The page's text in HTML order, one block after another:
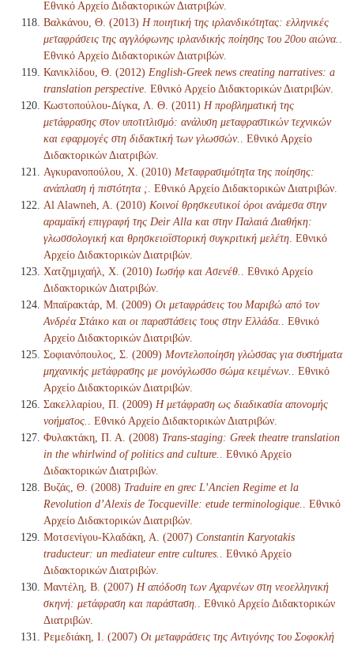
Εθνικό Αρχείο Διδακτορικών Διατριβών.
Βαλκάνου, Θ. (2013) Η ποιητική της ιρλανδικότητας: ελληνικές
μεταφράσεις της αγγλόφωνης ιρλανδικής ποίησης του 20ου αιώνα.
Εθνικό Αρχείο Διδακτορικών Διατριβών.
Κανικλίδου, Θ. (2012) English-Greek news creating narratives: a
translation perspective . Εθνικό Αρχείο Διδακτορικών Διατριβών.
Κωστοπούλου-Δίγκα, Λ. Θ. (2011) Η προβληματική της
μετάφρασης στον υποτιτλισμό: ανάλυση μεταφραστικών τεχνικών
και εφαρμογές στη διδακτική των γλωσσών.
. Εθνικό Αρχείο
Διδακτορικών Διατριβών.
Αγκυρανοπούλου, Χ. (2010) Μεταφρασιμότητα της ποίησης:
ανάπλαση ή πιστότητα ; . Εθνικό Αρχείο Διδακτορικών Διατριβών.
Al Alawneh, A. (2010) Κοινοί θρησκευτικοί όροι ανάμεσα στην
αραμαϊκή επιγραφή της Deir Alla και στην Παλαιά Διαθήκη:
γλωσσολογική και θρησκειοϊστορική συγκριτική μελέτη . Εθνικό
Αρχείο Διδακτορικών Διατριβών.
Χατζημιχαήλ, Χ. (2010) Ιωσήφ και Ασενέθ.
. Εθνικό Αρχείο
Διδακτορικών Διατριβών.
Μπαϊρακτάρ, Μ. (2009) Οι μεταφράσεις του Μαριβώ από τον
Ανδρέα Στάικο και οι παραστάσεις τους στην Ελλάδα.
. Εθνικό
Αρχείο Διδακτορικών Διατριβών.
Σοφιανόπουλος, Σ. (2009) Μοντελοποίηση γλώσσας για συστήματα
μηχανικής μετάφρασης με μονόγλωσσο σώμα κειμένων.
. Εθνικό
Αρχείο Διδακτορικών Διατριβών.
Σακελλαρίου, Π. (2009) Η μετάφραση ως διαδικασία απονομής
νοήματος.
. Εθνικό Αρχείο Διδακτορικών Διατριβών.
Φυλακτάκη, Π. Α. (2008) Trans-staging: Greek theatre translation
in the whirlwind of politics and culture.
. Εθνικό Αρχείο
Διδακτορικών Διατριβών.
Βυζάς, Θ. (2008) Traduire en grec L’Ancien Regime et la
Revolution d’Alexis de Tocqueville: etude terminologique.
. Εθνικό
Αρχείο Διδακτορικών Διατριβών.
Μοτσενίγου-Κλαδάκη, Α. (2007) Constantin Karyotakis
traducteur: un mediateur entre cultures.
. Εθνικό Αρχείο
Διδακτορικών Διατριβών.
Μαντέλη, Β. (2007) Η απόδοση των Αχαρνέων στη νεοελληνική
σκηνή: μετάφραση και παράσταση.
. Εθνικό Αρχείο Διδακτορικών
Διατριβών.
Ρεμεδιάκη, Ι. (2007) Οι μεταφράσεις της Αντιγόνης του Σοφοκλή